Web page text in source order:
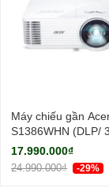
Máy chiếu gần
S1386WHN (DLP/
Ansi Lumens/
17.990.000₫
24.990.000₫ -29%